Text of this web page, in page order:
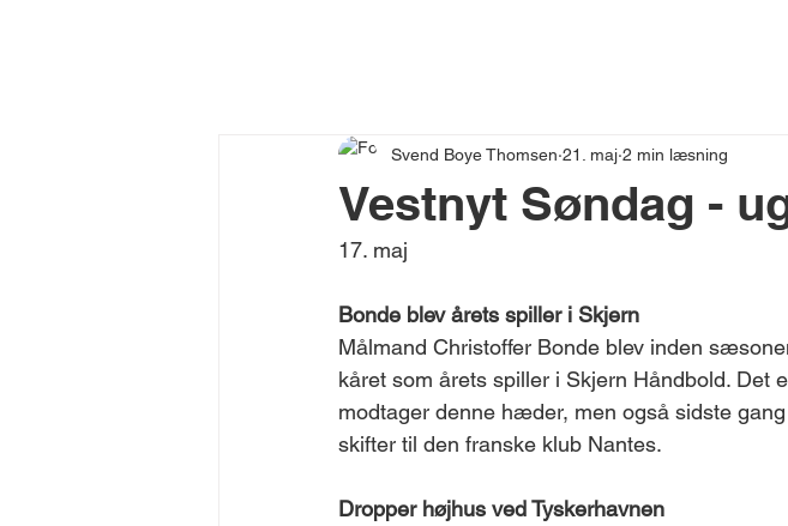
Vestnyt Søndag -
Svend Boye Thomsen 21. maj 2 min læsning
17. maj
Bonde blev årets spiller i Skjern
Målmand Christoffer Bonde blev inden
kåret som årets spiller i Skjern Håndbold. Det
modtager denne hæder, men også sidste
skifter til den franske klub Nantes.
Dropper højhus ved Tyskerhavnen